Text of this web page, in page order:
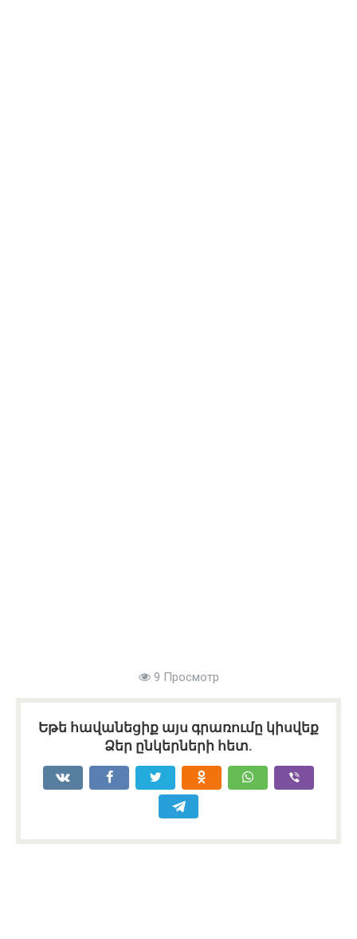
9 Просмотр
Եթե հավանեցիք այս գրառումը կիսվեք
Ձեր ընկերների հետ.